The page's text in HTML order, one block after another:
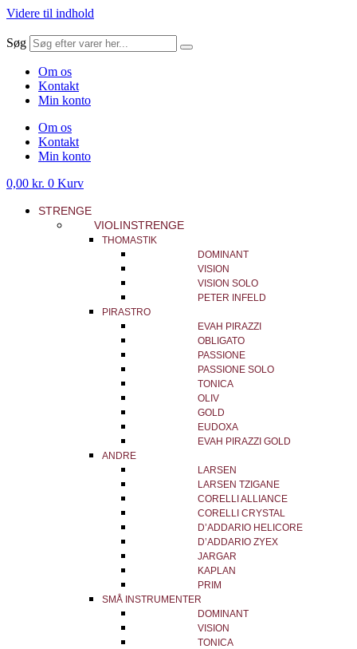
Videre til indhold
Søg
Om os
Kontakt
Min konto
Om os
Kontakt
Min konto
0,00 kr. 0 Kurv
STRENGE
VIOLINSTRENGE
THOMASTIK
DOMINANT
VISION
VISION SOLO
PETER INFELD
PIRASTRO
EVAH PIRAZZI
OBLIGATO
PASSIONE
PASSIONE SOLO
TONICA
OLIV
GOLD
EUDOXA
EVAH PIRAZZI GOLD
ANDRE
LARSEN
LARSEN TZIGANE
CORELLI ALLIANCE
CORELLI CRYSTAL
D’ADDARIO HELICORE
D’ADDARIO ZYEX
JARGAR
KAPLAN
PRIM
SMÅ INSTRUMENTER
DOMINANT
VISION
TONICA